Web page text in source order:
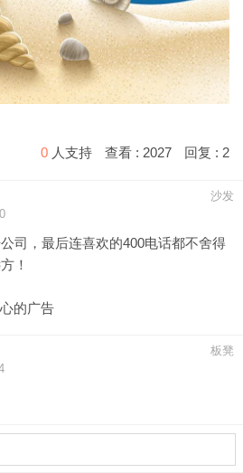
0 人支持 查看 : 2027 回复 : 2
沙发
司，最后连喜欢的400电话都不舍得
！
广告
板凳